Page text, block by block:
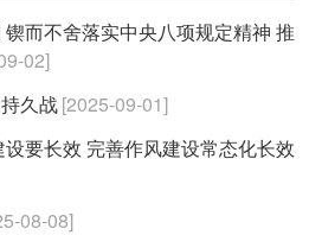
而不舍落实中央八项规定精神 推
02]
久战[2025-09-01]
要长效 完善作风建设常态化长效
08-08]